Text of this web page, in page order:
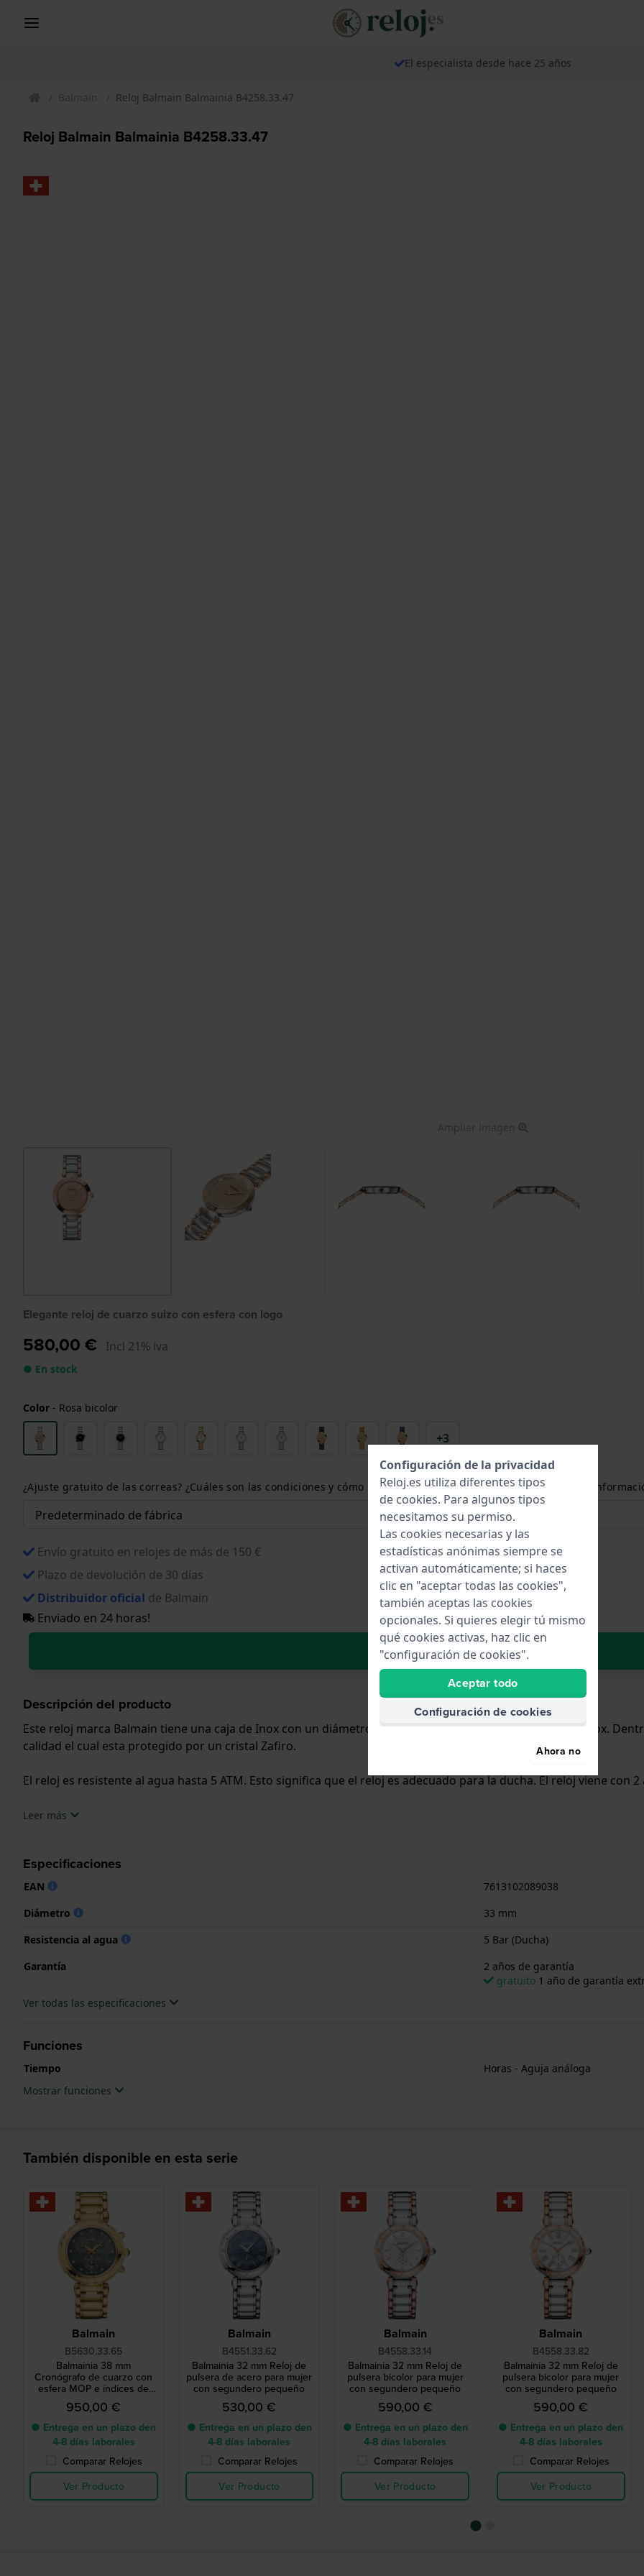
El especialista desde hace 25 años
Balmain Reloj Balmain Balmainia B4258.33.47
Reloj Balmain Balmainia B4258.33.47
Ampliar imagen
Elegante reloj de cuarzo suizo con esfera con logo
580,00 € Incl 21% iva
● En stock
Color - Rosa bicolor
+3
¿Ajuste gratuito de las correas? ¿Cuáles son las condiciones y cómo puedo medir el tamaño de mi muñeca? Más
Envío gratuito en relojes de más de 150 €
Plazo de devolución de 30 días
Distribuidor oficial de Balmain
Enviado en 24 horas!
Añadir al carrito
Descripción del producto
Este reloj marca Balmain tiene una caja de Inox con un diámetro de 33 mm y cuenta con una correa de Inox.
calidad el cual esta protegido por un cristal Zafiro.
El reloj es resistente al agua hasta 5 ATM. Esto significa que el reloj es adecuado para la ducha. El reloj viene con
.Leer más
Especificaciones
EAN
7613102089038
Diámetro
33 mm
Resistencia al agua
5 Bar (Ducha)
Garantía
2 años de garantía
gratuito 1 año de garantía
Ver todas las especificaciones
Funciones
Tiempo
Horas - Aguja análoga
Mostrar funciones
También disponible en esta serie
Balmain
B5630.33.65
Balmainia 38 mm
Cronógrafo de cuarzo con
esfera MOP e índices de
diamantes
950,00 €
● Entrega en un plazo den
4-8 días laborales
Comparar Relojes
Ver Producto
Balmain
B4551.33.62
Balmainia 32 mm Reloj de
pulsera de acero para mujer
con segundero pequeño
530,00 €
● Entrega en un plazo den
4-8 días laborales
Comparar Relojes
Ver Producto
Balmain
B4558.33.14
Balmainia 32 mm Reloj de
pulsera bicolor para mujer
con segundero pequeño
590,00 €
● Entrega en un plazo den
4-8 días laborales
Comparar Relojes
Ver Producto
Balmain
B4558.33.82
Balmainia 32 mm Reloj de
pulsera bicolor para mujer
con segundero pequeño
590,00 €
● Entrega en un plazo den
4-8 días laborales
Comparar Relojes
Ver Producto
Configuración de la privacidad
Reloj.es utiliza diferentes tipos
de cookies. Para algunos tipos
necesitamos su permiso.
Las cookies necesarias y las
estadísticas anónimas siempre se
activan automáticamente; si haces
clic en "aceptar todas las cookies",
también aceptas las cookies
opcionales. Si quieres elegir tú mismo
qué cookies activas, haz clic en
"configuración de cookies".
Aceptar todo
Configuración de cookies
Ahora no